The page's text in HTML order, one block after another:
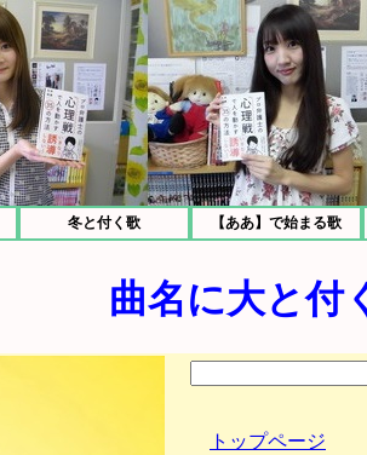
冬と付く歌 【ああ】で始まる歌
曲名に大と付
トップページ